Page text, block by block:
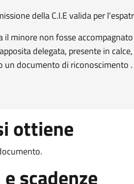
della C.I.E valida per
il minore non fosse
delegata, presente in
un documento di riconoscimento .
ottiene
scadenze